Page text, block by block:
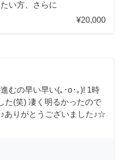
い方、さらに
¥20,000
むの早い早い(｡･о･｡)! 1時
た(笑) 凄く明るかったので
ありがとうございました♪☆